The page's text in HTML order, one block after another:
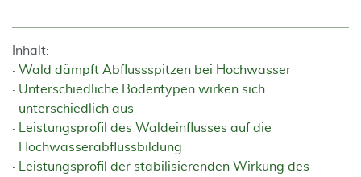
Inhalt:
Wald dämpft Abflussspitzen bei Hochwasser
Unterschiedliche Bodentypen wirken sich
unterschiedlich aus
Leistungsprofil des Waldeinflusses auf die
Hochwasserabflussbildung
Leistungsprofil der stabilisierenden Wirkung des